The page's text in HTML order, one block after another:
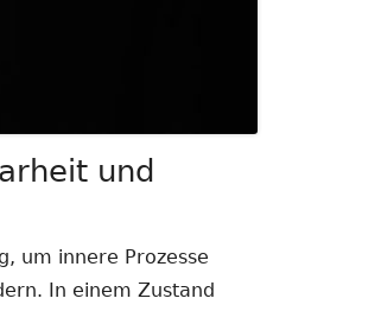
und
um innere Prozesse
In einem Zustand